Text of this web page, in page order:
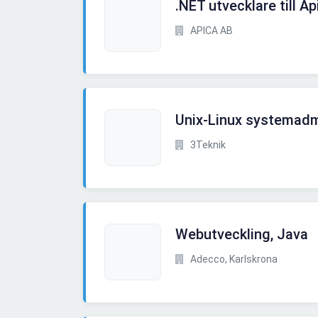
.NET utvecklare till
APICA AB
Unix-Linux
3Teknik
Webutveckling, Java
Adecco, Karlskrona